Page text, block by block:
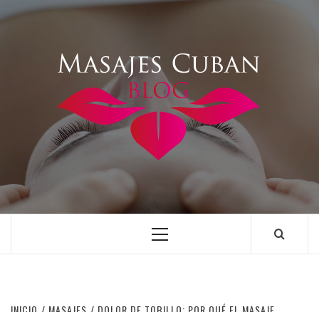
Saltar
Menú